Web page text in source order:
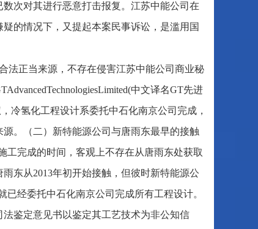
次对其进行恶意打击报复。江苏中能公司在
的情况下，又提起本案民事诉讼，是滥用国
法正当来源，不存在侵害江苏中能公司商业秘
中文译名GT先进
冷氢化工程设计系委托中石化南京公司完成，
。（二）新特能源公司与唐雨东最早的接触
工完成的时间，客观上不存在从唐雨东处获取
东从2013年初开始接触，但彼时新特能源公
经委托中石化南京公司完成所有工程设计。
鉴定意见书以鉴定其工艺技术为非公知信